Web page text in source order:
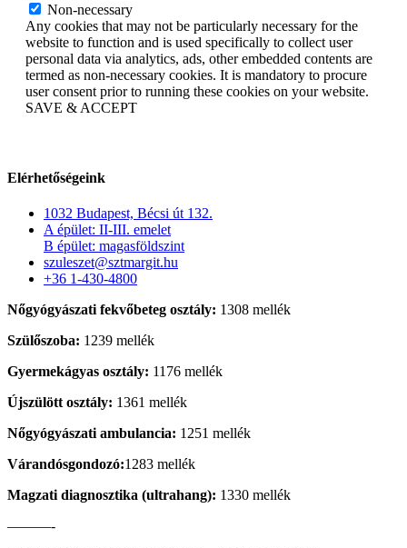
Non-necessary
Any cookies that may not be particularly necessary for the
website to function and is used specifically to collect user
personal data via analytics, ads, other embedded contents are
termed as non-necessary cookies. It is mandatory to procure
user consent prior to running these cookies on your website.
SAVE & ACCEPT
Elérhetőségeink
1032 Budapest, Bécsi út 132.
A épület: II-III. emelet
B épület: magasföldszint
szuleszet@sztmargit.hu
+36 1-430-4800
Nőgyógyászati fekvőbeteg osztály: 1308 mellék
Szülőszoba: 1239 mellék
Gyermekágyas osztály: 1176 mellék
Újszülött osztály: 1361 mellék
Nőgyógyászati ambulancia: 1251 mellék
Várandósgondozó:1283 mellék
Magzati diagnosztika (ultrahang): 1330 mellék
———-